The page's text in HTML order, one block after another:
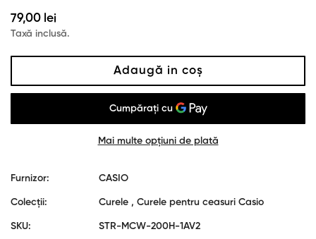
Preț
obișnuit
79,00 lei
Taxă inclusă.
Adaugă in coş
Mai multe opțiuni de plată
Furnizor: CASIO
Colecții: Curele , Curele pentru ceasuri Casio
SKU: STR-MCW-200H-1AV2